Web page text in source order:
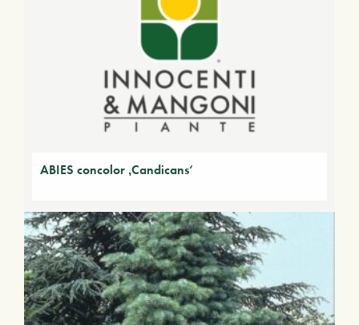
ABIES concolor ‚Candicans‘